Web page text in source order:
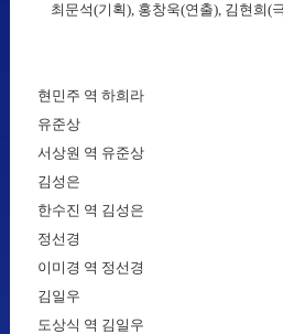
최문석(기획), 홍창욱(연출), 김현희(
현민주 역 하희라
유준상
서상원 역 유준상
김성은
한수진 역 김성은
정선경
이미경 역 정선경
김일우
도상식 역 김일우